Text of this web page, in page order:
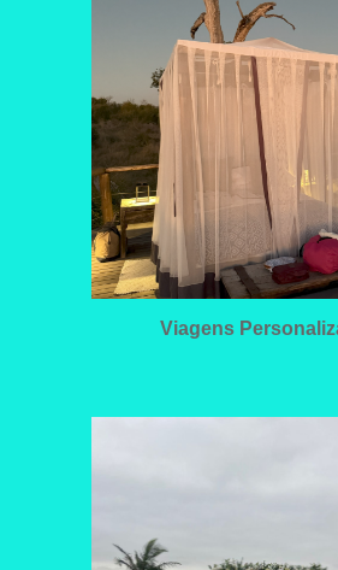
Viagens